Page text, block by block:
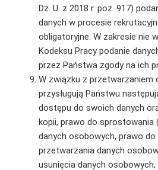
Dz. U. z 2018 r. poz. 917)
danych w procesie
obligatoryjne. W zakresie nie
Kodeksu Pracy podanie
przez Państwa zgody na ich
W związku z przetwarzaniem
przysługują Państwu
dostępu do swoich danych
kopii, prawo do sprostowania
danych osobowych, prawo
przetwarzania danych
usunięcia danych